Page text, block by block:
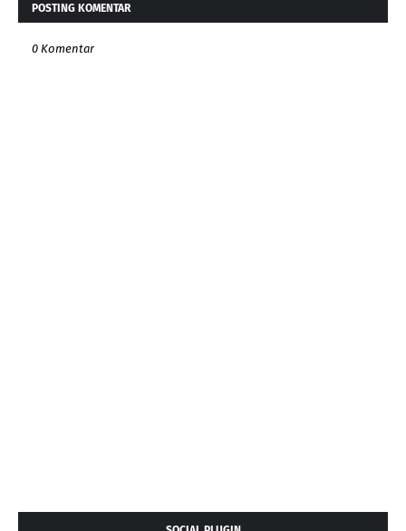
POSTING KOMENTAR
0 Komentar